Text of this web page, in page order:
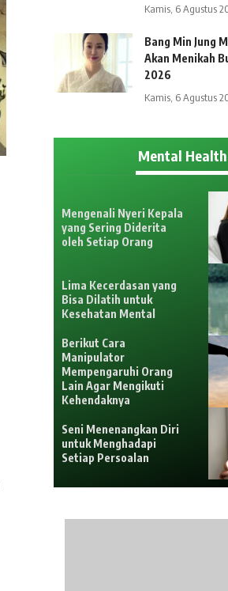
Kamis, 6 Agustus
Bang Min Jung
Akan Menikah
2026
Kamis, 6 Agustus
Mental Health
Mengenali Nyeri Kepala
yang Sering Diderita
oleh Setiap Orang
Lima Kecerdasan yang
Bisa Dilatih untuk
Kesehatan Mental
Berikut Cara
Manipulator
Mempengaruhi Orang
Lain Agar Mengikuti
Kehendaknya
Seni Menenangkan Diri
untuk Menghadapi
Setiap Persoalan